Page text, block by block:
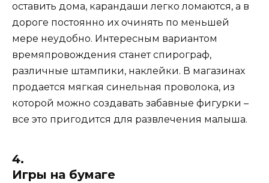
оставить дома, карандаши легко ломаются, а в
дороге постоянно их очинять по меньшей
мере неудобно. Интересным вариантом
времяпровождения станет спирограф,
различные штампики, наклейки. В магазинах
продается мягкая синельная проволока, из
которой можно создавать забавные фигурки –
все это пригодится для развлечения малыша.
4.
Игры на бумаге